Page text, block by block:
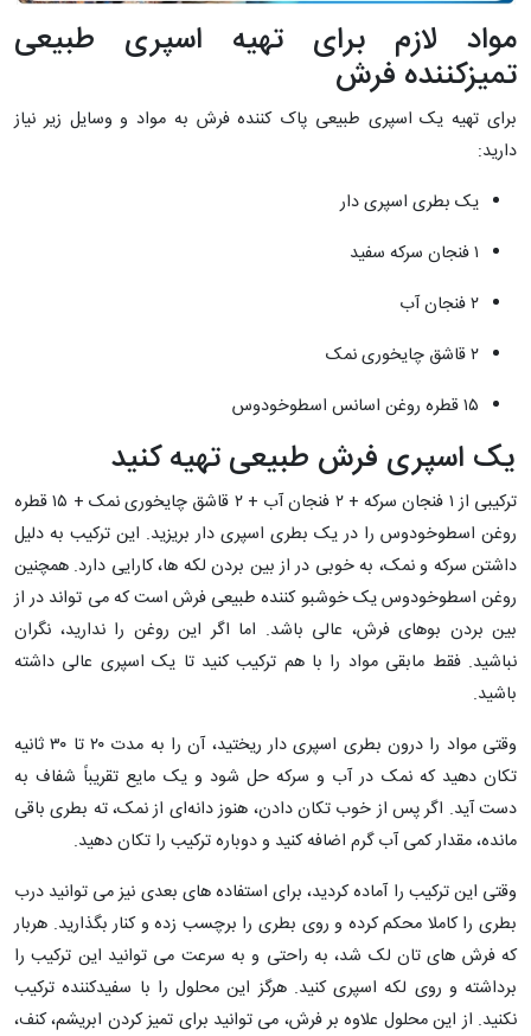
مواد لازم برای تهیه اسپری طبیعی
تمیزکننده فرش
برای تهیه یک اسپری طبیعی پاک کننده فرش به مواد و وسایل زیر نیاز
دارید:
یک بطری اسپری دار
۱ فنجان سرکه سفید
۲ فنجان آب
۲ قاشق چایخوری نمک
۱۵ قطره روغن اسانس اسطوخودوس
یک اسپری فرش طبیعی تهیه کنید
ترکیبی از ۱ فنجان سرکه + ۲ فنجان آب + ۲ قاشق چایخوری نمک + ۱۵ قطره
روغن اسطوخودوس را در یک بطری اسپری دار بریزید. این ترکیب به دلیل
داشتن سرکه و نمک، به خوبی در از بین بردن لکه ها، کارایی دارد. همچنین
روغن اسطوخودوس یک خوشبو کننده طبیعی فرش است که می تواند در از
بین بردن بوهای فرش، عالی باشد. اما اگر این روغن را ندارید، نگران
نباشید. فقط مابقی مواد را با هم ترکیب کنید تا یک اسپری عالی داشته
باشید.
وقتی مواد را درون بطری اسپری دار ریختید، آن را به مدت ۲۰ تا ۳۰ ثانیه
تکان دهید که نمک در آب و سرکه حل شود و یک مایع تقریباً شفاف به
دست آید. اگر پس از خوب تکان دادن، هنوز دانه‌ای از نمک، ته بطری باقی
مانده، مقدار کمی آب گرم اضافه کنید و دوباره ترکیب را تکان دهید.
وقتی این ترکیب را آماده کردید، برای استفاده های بعدی نیز می توانید درب
بطری را کاملا محکم کرده و روی بطری را برچسب زده و کنار بگذارید. هربار
که فرش های تان لک شد، به راحتی و به سرعت می توانید این ترکیب را
برداشته و روی لکه اسپری کنید. هرگز این محلول را با سفیدکننده ترکیب
نکنید. از این محلول علاوه بر فرش، می توانید برای تمیز کردن ابریشم، کنف،